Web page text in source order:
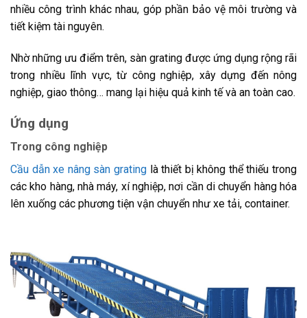
nhiều công trình khác nhau, góp phần bảo vệ môi trường và
tiết kiệm tài nguyên.
Nhờ những ưu điểm trên, sàn grating được ứng dụng rộng rãi
trong nhiều lĩnh vực, từ công nghiệp, xây dựng đến nông
nghiệp, giao thông… mang lại hiệu quả kinh tế và an toàn cao.
Ứng dụng
Trong công nghiệp
Cầu dẫn xe nâng sàn gratinglà thiết bị không thể thiếu trong
các kho hàng, nhà máy, xí nghiệp, nơi cần di chuyển hàng hóa
lên xuống các phương tiện vận chuyển như xe tải, container.